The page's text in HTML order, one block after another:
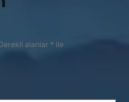
alanlar * ile